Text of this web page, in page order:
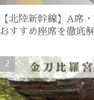
【北陸新幹線】A席
おすすめ座席を徹底